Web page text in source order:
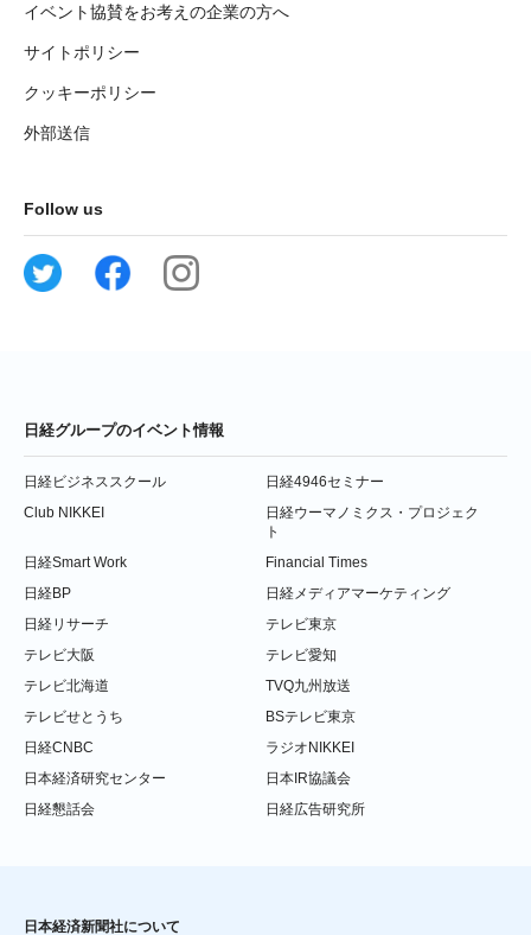
イベント協賛をお考えの企業の方へ
サイトポリシー
クッキーポリシー
外部送信
Follow us
日経グループのイベント情報
日経ビジネススクール
日経4946セミナー
Club NIKKEI
日経ウーマノミクス・プロジェク
ト
日経Smart Work
Financial Times
日経BP
日経メディアマーケティング
日経リサーチ
テレビ東京
テレビ大阪
テレビ愛知
テレビ北海道
TVQ九州放送
テレビせとうち
BSテレビ東京
日経CNBC
ラジオNIKKEI
日本経済研究センター
日本IR協議会
日経懇話会
日経広告研究所
日本経済新聞社について